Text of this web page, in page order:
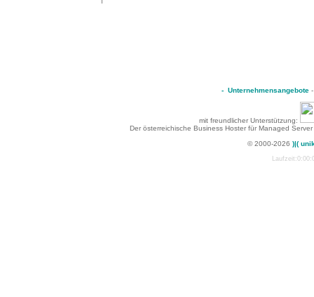
- Unternehmensangebote
mit freundlicher Unterstützung:
Der österreichische Business Hoster für Managed
© 2000-2026 )|(